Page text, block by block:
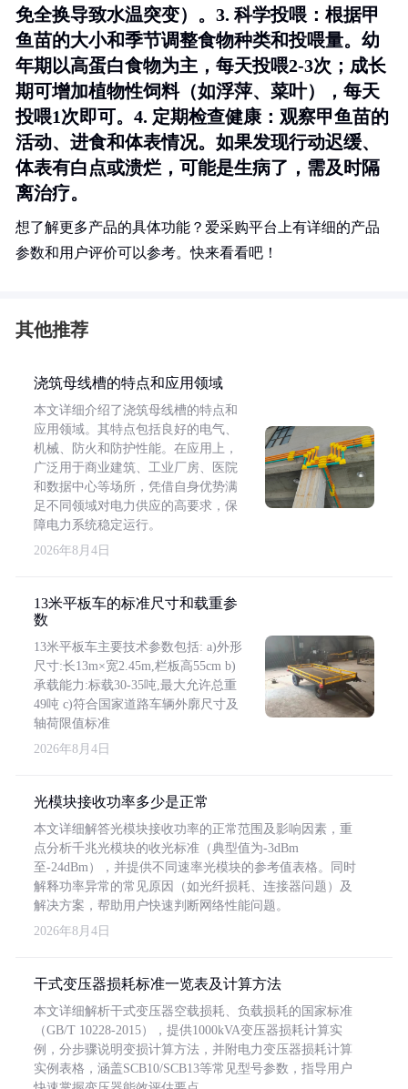
免全换导致水温突变）。3. 科学投喂 ：根据甲
鱼苗的大小和季节调整食物种类和投喂量。幼
年期以高蛋白食物为主，每天投喂2-3次；成长
期可增加植物性饲料（如浮萍、菜叶），每天
投喂1次即可。4. 定期检查健康 ：观察甲鱼苗的
活动、进食和体表情况。如果发现行动迟缓、
体表有白点或溃烂，可能是生病了，需及时隔
离治疗。
想了解更多产品的具体功能？爱采购平台上有详细的产品
参数和用户评价可以参考。快来看看吧！
其他推荐
浇筑母线槽的特点和应用领域
本文详细介绍了浇筑母线槽的特点和
应用领域。其特点包括良好的电气、
机械、防火和防护性能。在应用上，
广泛用于商业建筑、工业厂房、医院
和数据中心等场所，凭借自身优势满
足不同领域对电力供应的高要求，保
障电力系统稳定运行。
2026年8月4日
13米平板车的标准尺寸和载重参
数
13米平板车主要技术参数包括: a)外形
尺寸:长13m×宽2.45m,栏板高55cm b)
承载能力:标载30-35吨,最大允许总重
49吨 c)符合国家道路车辆外廓尺寸及
轴荷限值标准
2026年8月4日
光模块接收功率多少是正常
本文详细解答光模块接收功率的正常范围及影响因素，重
点分析千兆光模块的收光标准（典型值为-3dBm
至-24dBm），并提供不同速率光模块的参考值表格。同时
解释功率异常的常见原因（如光纤损耗、连接器问题）及
解决方案，帮助用户快速判断网络性能问题。
2026年8月4日
干式变压器损耗标准一览表及计算方法
本文详细解析干式变压器空载损耗、负载损耗的国家标准
（GB/T 10228-2015），提供1000kVA变压器损耗计算实
例，分步骤说明变损计算方法，并附电力变压器损耗计算
实例表格，涵盖SCB10/SCB13等常见型号参数，指导用户